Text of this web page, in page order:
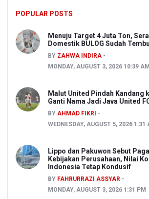
POPULAR POSTS
Menuju Target 4 Juta Ton,
Domestik BULOG Sudah
BY ZAHWA INDIRA
MONDAY, AUGUST 3, 2026 10:39 AM
Malut United Pindah Kandang
Ganti Nama Jadi Java United
BY AHMAD FIKRI
WEDNESDAY, AUGUST 5, 2026 1:31
Lippo dan Pakuwon Sebut
Kebijakan Perusahaan, Nilai
Indonesia Tetap Kondusif
BY FAHRURRAZI ASSYAR
MONDAY, AUGUST 3, 2026 1:31 PM